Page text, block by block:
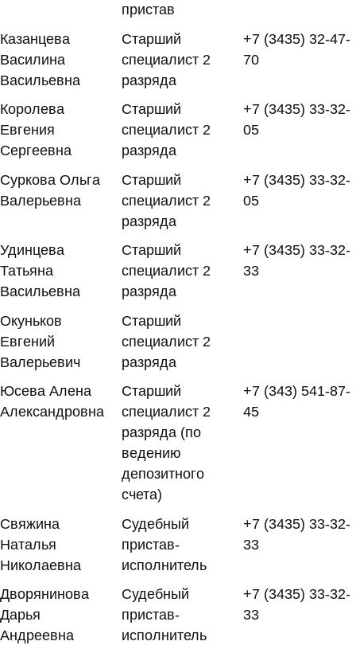
пристав
Казанцева
Василина
Васильевна
Старший
специалист 2
разряда
+7 (3435) 32-47-
70
Королева
Евгения
Сергеевна
Старший
специалист 2
разряда
+7 (3435) 33-32-
05
Суркова Ольга
Валерьевна
Старший
специалист 2
разряда
+7 (3435) 33-32-
05
Удинцева
Татьяна
Васильевна
Старший
специалист 2
разряда
+7 (3435) 33-32-
33
Окуньков
Евгений
Валерьевич
Старший
специалист 2
разряда
Юсева Алена
Александровна
Старший
специалист 2
разряда (по
ведению
депозитного
счета)
+7 (343) 541-87-
45
Свяжина
Наталья
Николаевна
Судебный
пристав-
исполнитель
+7 (3435) 33-32-
33
Дворянинова
Дарья
Андреевна
Судебный
пристав-
исполнитель
+7 (3435) 33-32-
33